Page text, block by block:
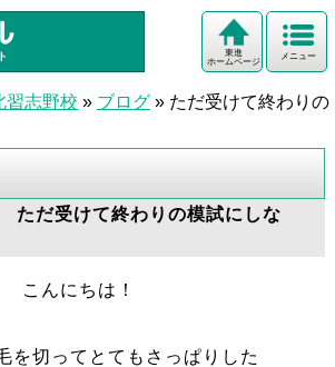
メニュー
東進
ホームページ
習志野校 » ブログ » ただ受けて終わりの
だ受けて終わりの模試にしな
こんにちは！
を切ってとてもさっぱりした